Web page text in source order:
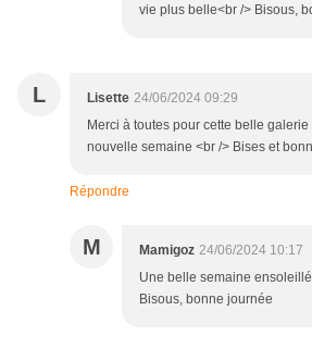
vie plus belle<br /> Bisous,
L Lisette 24/06/2024 09:29
Merci à toutes pour cette belle
nouvelle semaine <br /> Bises et
Répondre
M Mamigoz 24/06/2024 10:17
Une belle semaine
Bisous, bonne journée